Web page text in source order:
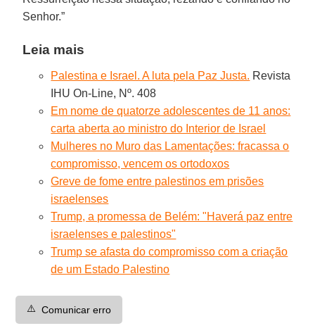
Senhor.”
Leia mais
Palestina e Israel. A luta pela Paz Justa. Revista
IHU On-Line, Nº. 408
Em nome de quatorze adolescentes de 11 anos:
carta aberta ao ministro do Interior de Israel
Mulheres no Muro das Lamentações: fracassa o
compromisso, vencem os ortodoxos
Greve de fome entre palestinos em prisões
israelenses
Trump, a promessa de Belém: "Haverá paz entre
israelenses e palestinos"
Trump se afasta do compromisso com a criação
de um Estado Palestino
⚠️ Comunicar erro